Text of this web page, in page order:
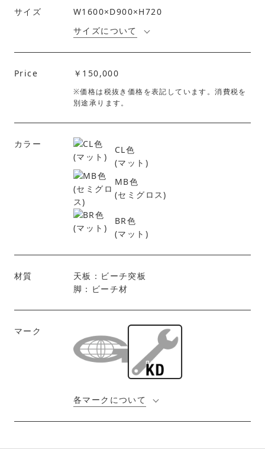
サイズ
W1600×D900×H720
サイズについて
Price ￥150,000
※価格は税抜き価格を表記しています。消費税を
別途承ります。
カラー
CL色
(マット)
MB色
(セミグロス)
BR色
(マット)
材質
天板：ビーチ突板
脚：ビーチ材
マーク
各マークについて